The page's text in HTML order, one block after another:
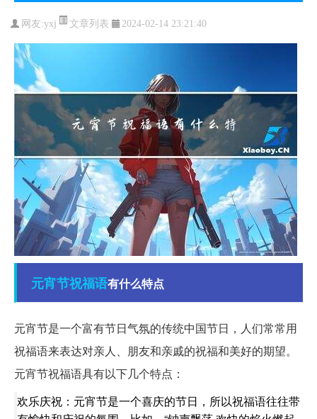
网友:yxj 文章列表 2024-02-14 23:21:40
元宵节祝福语有什么特点
元宵节是一个富有节日气氛的传统中国节日，人们常常用
祝福语来表达对亲人、朋友和亲戚的祝福和美好的期望。
元宵节祝福语具有以下几个特点：
欢乐庆祝：元宵节是一个喜庆的节日，所以祝福语往往带